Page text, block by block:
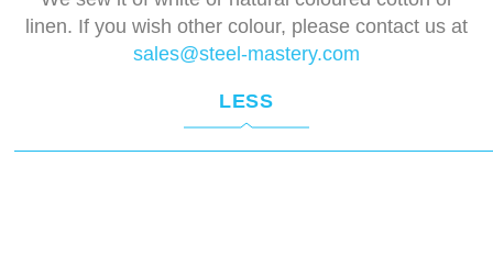
linen. If you wish other colour, please contact us at
sales@steel-mastery.com
LESS